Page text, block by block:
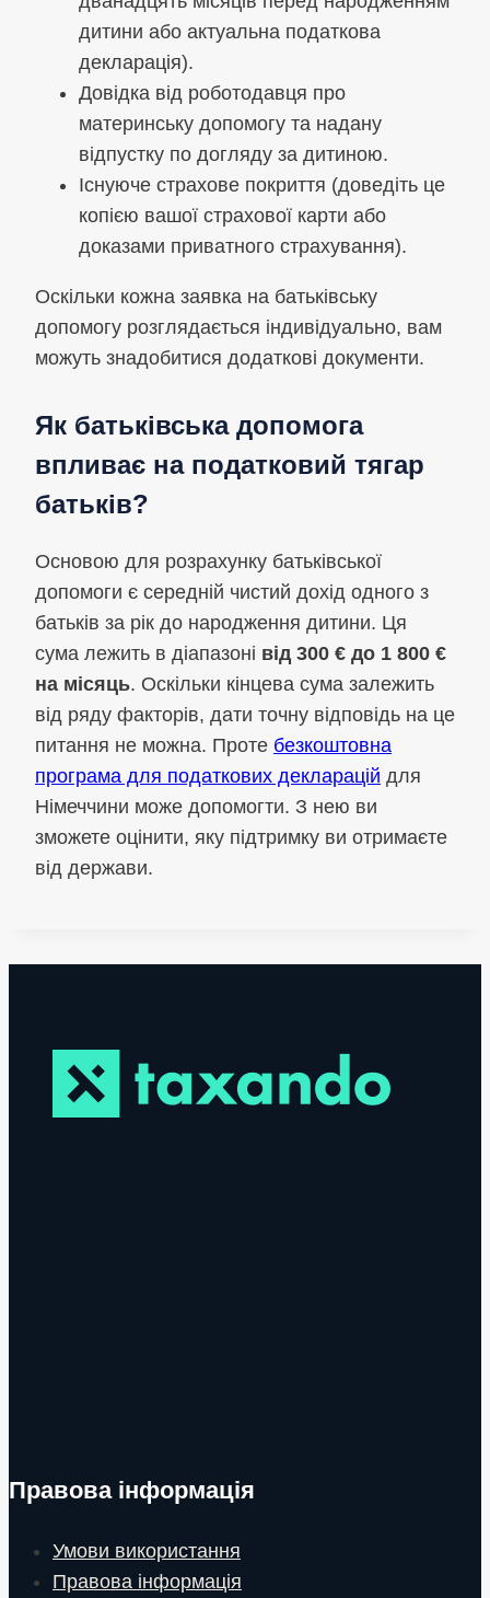
дитини або актуальна податкова
декларація).
Довідка від роботодавця про
материнську допомогу та надану
відпустку по догляду за дитиною.
Існуюче страхове покриття (доведіть це
копією вашої страхової карти або
доказами приватного страхування).
Оскільки кожна заявка на батьківську
допомогу розглядається індивідуально, вам
можуть знадобитися додаткові документи.
Як батьківська допомога
впливає на податковий тягар
батьків?
Основою для розрахунку батьківської
допомоги є середній чистий дохід одного з
батьків за рік до народження дитини. Ця
сума лежить в діапазоні від 300 € до 1 800 €
на місяць. Оскільки кінцева сума залежить
від ряду факторів, дати точну відповідь на це
питання не можна. Проте безкоштовна
програма для податкових декларацій для
Німеччини може допомогти. З нею ви
зможете оцінити, яку підтримку ви отримаєте
від держави.
Правова інформація
Умови використання
Правова інформація